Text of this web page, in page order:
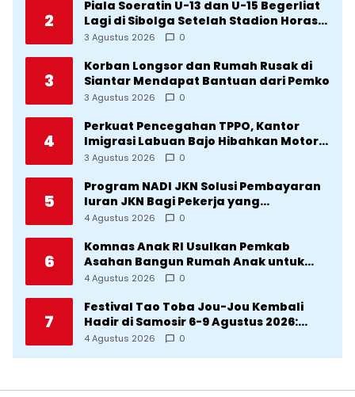
2
Piala Soeratin U-13 dan U-15 Begerliat
Lagi di Sibolga Setelah Stadion Horas
Direvitalisasi Wali Kota
3 Agustus 2026 0
3
Korban Longsor dan Rumah Rusak di
Siantar Mendapat Bantuan dari Pemko
3 Agustus 2026 0
4
Perkuat Pencegahan TPPO, Kantor
Imigrasi Labuan Bajo Hibahkan Motor
Operasional ke Lima Desa di
3 Agustus 2026 0
5
Program NADI JKN Solusi Pembayaran
Iuran JKN Bagi Pekerja yang
Penghasilannya Tidak Tetap
4 Agustus 2026 0
6
Komnas Anak RI Usulkan Pemkab
Asahan Bangun Rumah Anak untuk
Korban Kekerasan
4 Agustus 2026 0
7
Festival Tao Toba Jou-Jou Kembali
Hadir di Samosir 6-9 Agustus 2026:
Datang Saksikan Kemeriahan dan Raih
4 Agustus 2026 0